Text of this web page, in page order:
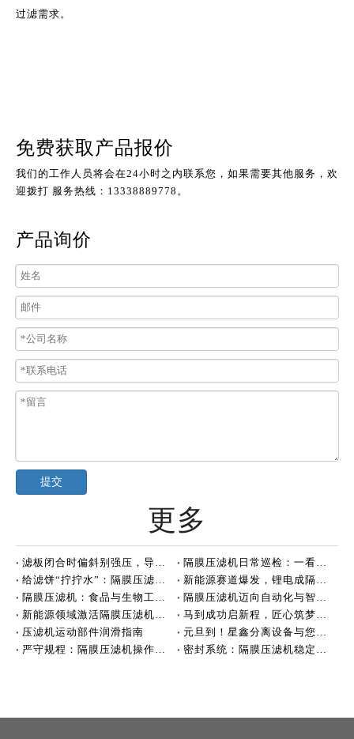
过滤需求。
免费获取产品报价
我们的工作人员将会在24小时之内联系您，如果需要其他服务，欢
迎拨打 服务热线：13338889778。
产品询价
提交
更多
滤板闭合时偏斜别强压，导向杆和拉板机构需要检查
隔膜压滤机日常巡检：一看二听三摸的实操方法
给滤饼“拧拧水”：隔膜压滤机到底强在哪？
新能源赛道爆发，锂电成隔膜压滤机核心增长
隔膜压滤机：食品与生物工程脱水的好帮手
隔膜压滤机迈向自动化与智能化新阶段
新能源领域激活隔膜压滤机增长新动能
马到成功启新程，匠心筑梦创未来！
压滤机运动部件润滑指南
元旦到！星鑫分离设备与您共赴新美好
严守规程：隔膜压滤机操作的逻辑
密封系统：隔膜压滤机稳定运行的“生命线”